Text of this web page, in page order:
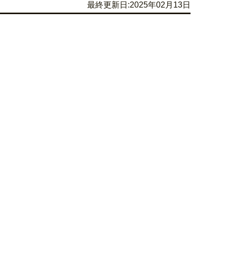
最終更新日:2025年02月13日